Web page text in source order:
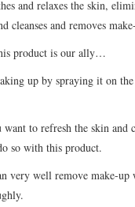
and relaxes the skin,
cleanses and removes
product is our ally…
up by spraying it on
to refresh the skin and
so with this product.
very well remove make-